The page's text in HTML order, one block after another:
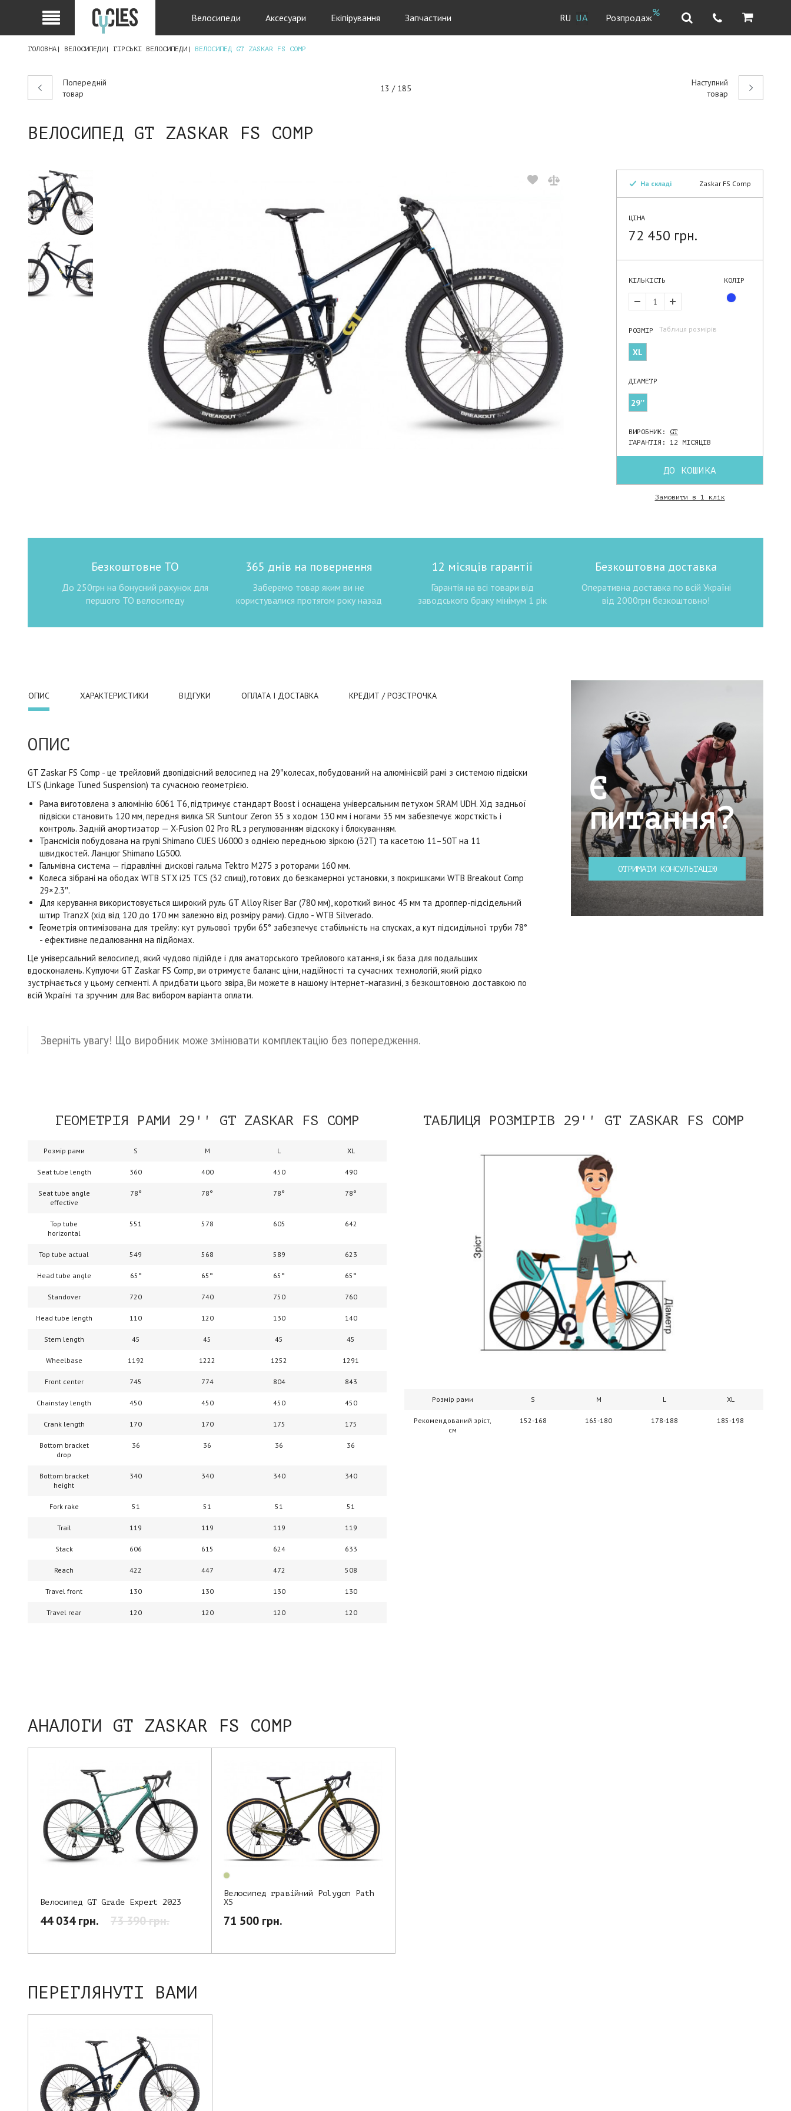
RU UA Розпродаж
Велосипеди Аксесуари Екіпірування Запчастини
ГОЛОВНА ВЕЛОСИПЕДИ ГІРСЬКІ ВЕЛОСИПЕДИ ВЕЛОСИПЕД GT ZASKAR FS COMP
Попередній
товар
13 / 185
Наступний
товар
ВЕЛОСИПЕД GT ZASKAR FS COMP
На складі Zaskar FS Comp
ЦІНА
72 450 грн.
КІЛЬКІСТЬ КОЛІР
РОЗМIР Таблиця розмірів
XL
ДIАМЕТР
29''
ВИРОБНИК: GT
ГАРАНТІЯ: 12 МІСЯЦІВ
ДО КОШИКА
Замовити в 1 клік
Безкоштовне ТО
До 250грн на бонусний рахунок для
першого ТО велосипеду
365 днів на повернення
Заберемо товар яким ви не
користувалися протягом року назад
12 місяців гарантії
Гарантія на всі товари від
заводського браку мінімум 1 рік
Безкоштовна доставка
Оперативна доставка по всій Україні
від 2000грн безкоштовно!
ОПИС ХАРАКТЕРИСТИКИ ВІДГУКИ ОПЛАТА І ДОСТАВКА КРЕДИТ / РОЗСТРОЧКА
ОПИС
GT Zaskar FS Comp - це трейловий двопідвісний велосипед на 29″колесах, побудований на алюмінієвій рамі з системою підвіски
LTS (Linkage Tuned Suspension) та сучасною геометрією.
Рама виготовлена з алюмінію 6061 T6, підтримує стандарт Boost і оснащена універсальним петухом SRAM UDH. Хід задньої
підвіски становить 120 мм, передня вилка SR Suntour Zeron 35 з ходом 130 мм і ногами 35 мм забезпечує жорсткість і
контроль. Задній амортизатор — X-Fusion 02 Pro RL з регулюванням відскоку і блокуванням.
Трансмісія побудована на групі Shimano CUES U6000 з однією передньою зіркою (32T) та касетою 11–50T на 11
швидкостей. Ланцюг Shimano LG500.
Гальмівна система — гідравлічні дискові гальма Tektro M275 з роторами 160 мм.
Колеса зібрані на ободах WTB STX i25 TCS (32 спиці), готових до безкамерної установки, з покришками WTB Breakout Comp
29×2.3″.
Для керування використовується широкий руль GT Alloy Riser Bar (780 мм), короткий винос 45 мм та дроппер-підсідельний
штир TranzX (хід від 120 до 170 мм залежно від розміру рами). Сідло - WTB Silverado.
Геометрія оптимізована для трейлу: кут рульової труби 65° забезпечує стабільність на спусках, а кут підсидільної труби 78°
- ефективне педалювання на підйомах.
Це універсальний велосипед, який чудово підійде і для аматорського трейлового катання, і як база для подальших
вдосконалень. Купуючи GT Zaskar FS Comp, ви отримуєте баланс ціни, надійності та сучасних технологій, який рідко
зустрічається у цьому сегменті. А придбати цього звіра, Ви можете в нашому інтернет-магазині, з безкоштовною доставкою по
всій Україні та зручним для Вас вибором варіанта оплати.
Зверніть увагу! Що виробник може змінювати комплектацію без попередження.
Є
питання?
ОТРИМАТИ КОНСУЛЬТАЦІЮ
ГЕОМЕТРІЯ РАМИ 29'' GT ZASKAR FS COMP
Розмір рами S M L XL
Seat tube length 360 400 450 490
Seat tube angle
effective
78° 78° 78° 78°
Top tube
horizontal
551 578 605 642
Top tube actual 549 568 589 623
Head tube angle 65° 65° 65° 65°
Standover 720 740 750 760
Head tube length 110 120 130 140
Stem length 45 45 45 45
Wheelbase 1192 1222 1252 1291
Front center 745 774 804 843
Chainstay length 450 450 450 450
Crank length 170 170 175 175
Bottom bracket
drop
36 36 36 36
Bottom bracket
height
340 340 340 340
Fork rake 51 51 51 51
Trail 119 119 119 119
Stack 606 615 624 633
Reach 422 447 472 508
Travel front 130 130 130 130
Travel rear 120 120 120 120
ТАБЛИЦЯ РОЗМІРІВ 29'' GT ZASKAR FS COMP
Розмір рами S M L XL
Рекомендований зріст,
см
152-168 165-180 178-188 185-198
АНАЛОГИ GT ZASKAR FS COMP
Велосипед GT Grade Expert 2023
44 034 грн. 73 390 грн.
Велосипед гравійний Polygon Path
X5
71 500 грн.
ПЕРЕГЛЯНУТІ ВАМИ